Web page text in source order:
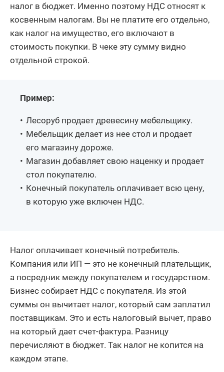
налог в бюджет. Именно поэтому НДС относят к
косвенным налогам. Вы не платите его отдельно,
как налог на имущество, его включают в
стоимость покупки. В чеке эту сумму видно
отдельной строкой.
Пример:
Лесоруб продает древесину мебельщику.
Мебельщик делает из нее стол и продает
его магазину дороже.
Магазин добавляет свою наценку и продает
стол покупателю.
Конечный покупатель оплачивает всю цену,
в которую уже включен НДС.
Налог оплачивает конечный потребитель.
Компания или ИП — это не конечный плательщик,
а посредник между покупателем и государством.
Бизнес собирает НДС с покупателя. Из этой
суммы он вычитает налог, который сам заплатил
поставщикам. Это и есть налоговый вычет, право
на который дает счет-фактура. Разницу
перечисляют в бюджет. Так налог не копится на
каждом этапе.